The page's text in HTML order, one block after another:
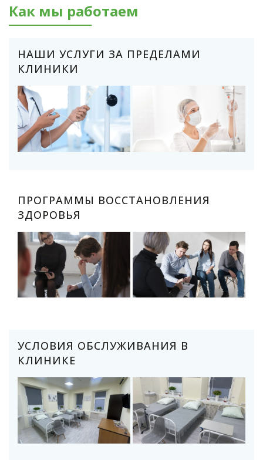
Как мы работаем
НАШИ УСЛУГИ ЗА ПРЕДЕЛАМИ
КЛИНИКИ
ПРОГРАММЫ ВОССТАНОВЛЕНИЯ
ЗДОРОВЬЯ
УСЛОВИЯ ОБСЛУЖИВАНИЯ В
КЛИНИКЕ